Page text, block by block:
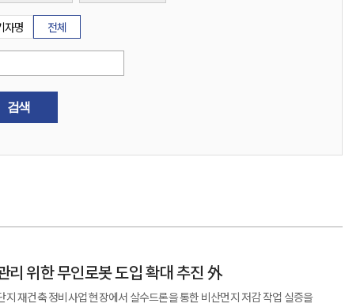
자명 전체
검색
리 위한 무인로봇 도입 확대 추진 外
재건축 정비사업 현장에서 살수드론을 통한 비산먼지 저감 작업 실증을